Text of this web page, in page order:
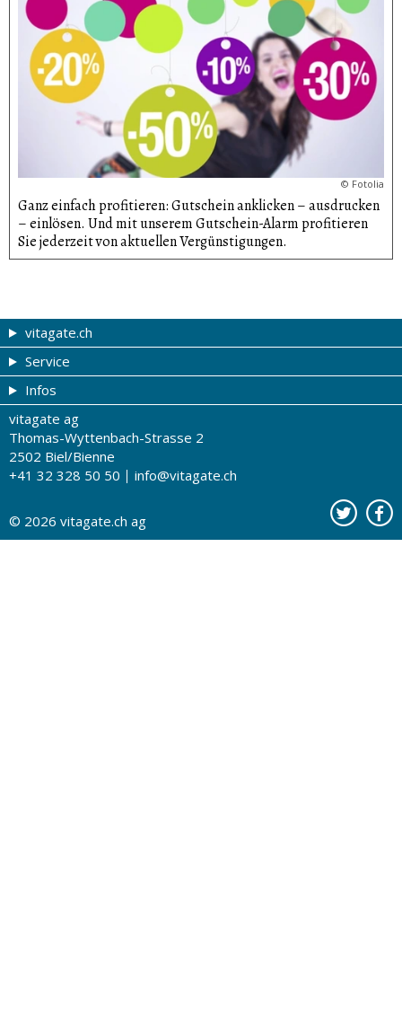
© Fotolia
Ganz einfach profitieren: Gutschein anklicken – ausdrucken
– einlösen. Und mit unserem Gutschein-Alarm profitieren
Sie jederzeit von aktuellen Vergünsti­gungen.
vitagate.ch
Gesund & schön
Themen von A-Z
Therapien von A-Z
Gesundheit zum Hören
Gesundheitstests
Service
Gutscheine
Drogistenstern
Drogeriesuche
Partner-Drogerien
Kontakt
Infos
Impressum
Über uns
Nutzungsbestimmungen
Werbung auf vitagate.ch
vitagate ag
Thomas-Wyttenbach-Strasse 2
2502 Biel/Bienne
+41 32 328 50 50
info@vitagate.ch
© 2026 vitagate.ch ag